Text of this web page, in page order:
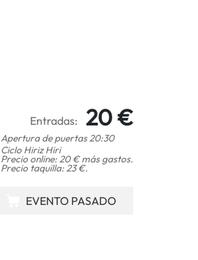
Entradas: 20 €
Apertura de puertas 20:30
Ciclo Hiriz Hiri
Precio online: 20 € más gastos.
Precio taquilla: 23 €.
EVENTO PASADO